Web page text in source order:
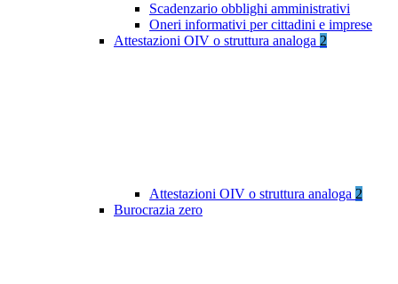
Scadenzario obblighi amministrativi
Oneri informativi per cittadini e imprese
Attestazioni OIV o struttura analoga 2
Attestazioni OIV o struttura analoga 2
Burocrazia zero